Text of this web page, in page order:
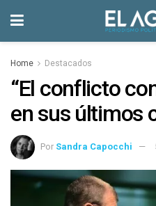
Home Destacados
“El conflicto
en sus últimos
Por Sandra Capocchi